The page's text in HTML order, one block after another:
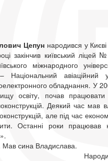
Цепуннародився у
закінчив київський ліцей
міжнародного
Національний авіаційний
обладнання. У
освіту, почав
Деякий час мав
але під час
Останні роки працював
Мав сина Владислава.